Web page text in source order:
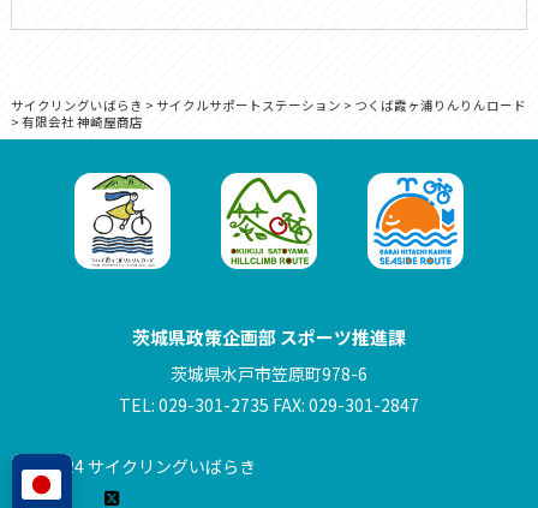
サイクリングいばらき > サイクルサポートステーション > つくば霞ヶ浦りんりんロード
> 有限会社 神崎屋商店
茨城県政策企画部 スポーツ推進課
茨城県水戸市笠原町978-6
TEL: 029-301-2735 FAX: 029-301-2847
© 2024 サイクリングいばらき